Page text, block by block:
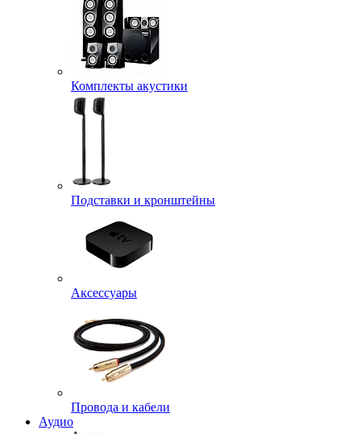
Комплекты акустики
Подставки и кронштейны
Аксессуары
Провода и кабели
Аудио